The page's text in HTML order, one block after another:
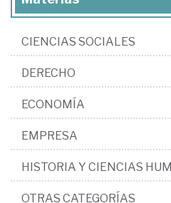
CIENCIAS SOCIALES
DERECHO
ECONOMÍA
EMPRESA
HISTORIA Y CIENCIAS
OTRAS CATEGORÍAS